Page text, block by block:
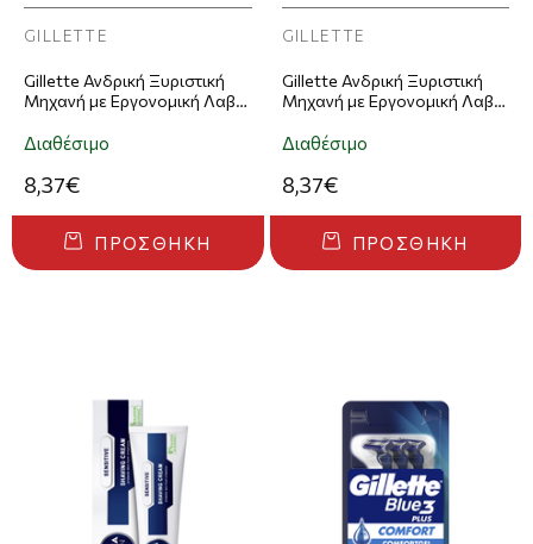
GILLETTE
Gillette Ανδρική Ξυριστική
Μηχανή με Εργονομική Λαβή
Sensor3+ Sensitive
Διαθέσιμο
8,37€
ΠΡΟΣΘΉΚΗ
GILLETTE
Gillette Ανδρική Ξυριστική
Μηχανή με Εργονομική Λαβή
Sensor3+ Comfort
Διαθέσιμο
8,37€
ΠΡΟΣΘΉΚΗ